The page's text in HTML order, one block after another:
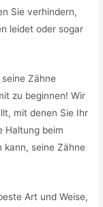
Sie verhindern,
leidet oder sogar
Zähne
zu beginnen! Wir
mit denen Sie Ihr
Haltung beim
kann, seine Zähne
Art und Weise,